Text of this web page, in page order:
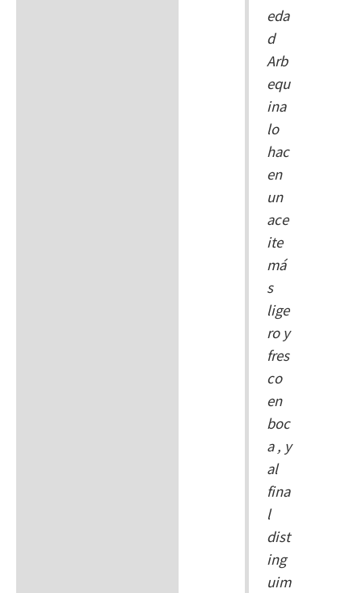
eda
d
Arb
equ
ina
lo
hac
en
un
ace
ite
má
s
lige
ro y
fres
co
en
boc
a , y
al
fina
l
dist
ing
uim